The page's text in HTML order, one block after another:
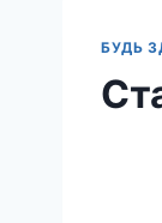
БУДЬ